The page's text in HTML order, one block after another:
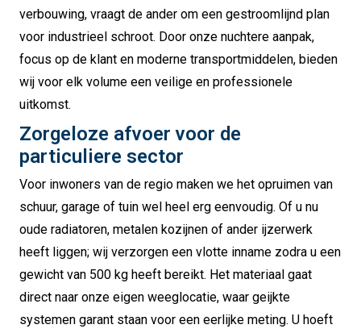
verbouwing, vraagt de ander om een gestroomlijnd plan
voor industrieel schroot. Door onze nuchtere aanpak,
focus op de klant en moderne transportmiddelen, bieden
wij voor elk volume een veilige en professionele
uitkomst.
Zorgeloze afvoer voor de
particuliere sector
Voor inwoners van de regio maken we het opruimen van
schuur, garage of tuin wel heel erg eenvoudig. Of u nu
oude radiatoren, metalen kozijnen of ander ijzerwerk
heeft liggen; wij verzorgen een vlotte inname zodra u een
gewicht van 500 kg heeft bereikt. Het materiaal gaat
direct naar onze eigen weeglocatie, waar geijkte
systemen garant staan voor een eerlijke meting. U hoeft